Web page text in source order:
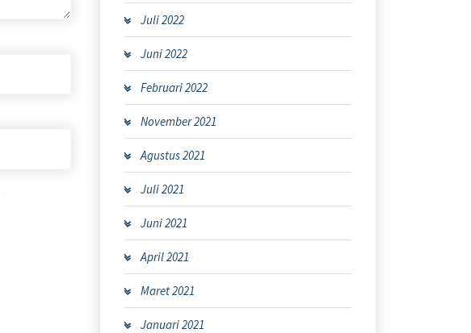
Juli 2022
Juni 2022
Februari 2022
November 2021
Agustus 2021
Juli 2021
Juni 2021
April 2021
Maret 2021
Januari 2021